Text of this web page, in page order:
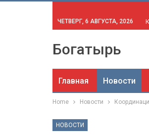
ЧЕТВЕРГ, 6 АВГУСТА, 2026
Богатырь
Главная Новости
Home Новости
НОВОСТИ